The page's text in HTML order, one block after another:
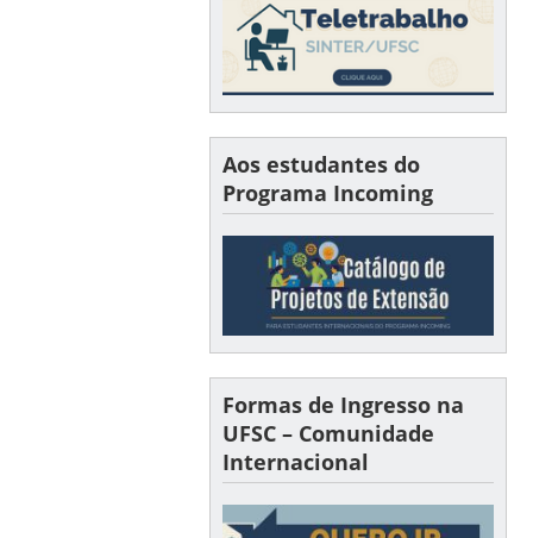
Aos estudantes do
Programa Incoming
Formas de Ingresso na
UFSC – Comunidade
Internacional